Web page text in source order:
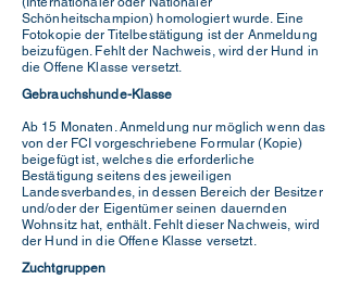
Schönheitschampion) homologiert wurde. Eine
Fotokopie der Titelbestätigung ist der Anmeldung
beizufügen. Fehlt der Nachweis, wird der Hund in
die Offene Klasse versetzt.
Gebrauchshunde-Klasse
Ab 15 Monaten. Anmeldung nur möglich wenn das
von der FCI vorgeschriebene Formular (Kopie)
beigefügt ist, welches die erforderliche
Bestätigung seitens des jeweiligen
Landesverbandes, in dessen Bereich der Besitzer
und/oder der Eigentümer seinen dauernden
Wohnsitz hat, enthält. Fehlt dieser Nachweis, wird
der Hund in die Offene Klasse versetzt.
Zuchtgruppen